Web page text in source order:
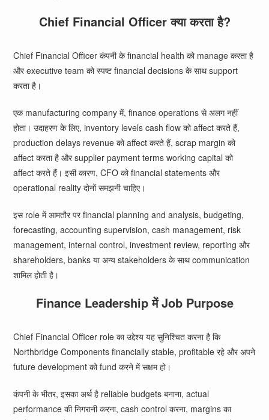
Chief Financial Officer क्या करता है?
Chief Financial Officer कंपनी के financial health को manage करता है
और executive team को स्पष्ट financial decisions के साथ support
करता है।
एक manufacturing company में, finance operations से अलग नहीं
होता। उदाहरण के लिए, inventory levels cash flow को affect करते हैं,
production delays revenue को affect करते हैं, scrap margin को
affect करता है और supplier payment terms working capital को
affect करते हैं। इसी कारण, CFO को financial statements और
operational reality दोनों समझनी चाहिए।
इस role में आमतौर पर financial planning and analysis, budgeting,
forecasting, accounting supervision, cash management, risk
management, internal control, investment review, reporting और
shareholders, banks या अन्य stakeholders के साथ communication
शामिल होती है।
Finance Leadership में Job Purpose
Chief Financial Officer role का उद्देश्य यह सुनिश्चित करना है कि
Northbridge Components financially stable, profitable रहे और अपने
future development को fund करने में सक्षम हो।
कंपनी के भीतर, इसका अर्थ है reliable budgets बनाना, actual
performance की निगरानी करना, cash control करना, margins का